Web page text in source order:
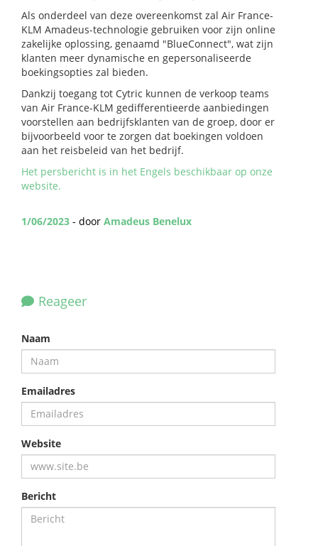
Als onderdeel van deze overeenkomst zal Air France-
KLM Amadeus-technologie gebruiken voor zijn online
zakelijke oplossing, genaamd "BlueConnect", wat zijn
klanten meer dynamische en gepersonaliseerde
boekingsopties zal bieden.
Dankzij toegang tot Cytric kunnen de verkoop teams
van Air France-KLM gedifferentieerde aanbiedingen
voorstellen aan bedrijfsklanten van de groep, door er
bijvoorbeeld voor te zorgen dat boekingen voldoen
aan het reisbeleid van het bedrijf.
Het persbericht is in het Engels beschikbaar op onze
website.
1/06/2023 - door Amadeus Benelux
Reageer
Naam
Emailadres
Website
Bericht